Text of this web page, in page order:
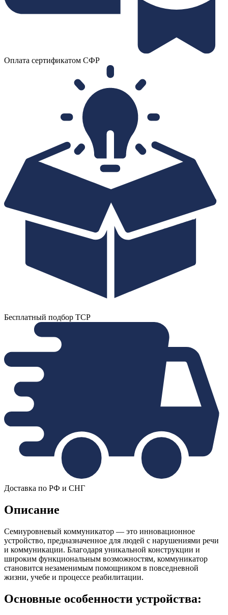
Оплата сертификатом СФР
Бесплатный подбор ТСР
Доставка по РФ и СНГ
Описание
Семиуровневый коммуникатор — это инновационное
устройство, предназначенное для людей с нарушениями речи
и коммуникации. Благодаря уникальной конструкции и
широким функциональным возможностям, коммуникатор
становится незаменимым помощником в повседневной
жизни, учебе и процессе реабилитации.
Основные особенности устройства: